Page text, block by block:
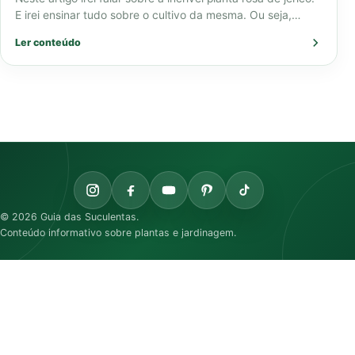
E irei ensinar tudo sobre o cultivo da mesma. Ou seja,…
Ler conteúdo
© 2026 Guia das Suculentas.
Conteúdo informativo sobre plantas e jardinagem.